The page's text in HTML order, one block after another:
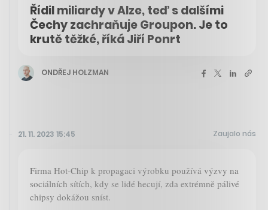
Řídil miliardy v Alze, teď s dalšími
Čechy zachraňuje Groupon. Je to
krutě těžké, říká Jiří Ponrt
ONDŘEJ HOLZMAN
21. 11. 2023 15:45 Zaujalo nás
Firma Hot-Chip k propagaci výrobku používá výzvy na
sociálních sítích, kdy se lidé hecují, zda extrémně pálivé
chipsy dokážou sníst.